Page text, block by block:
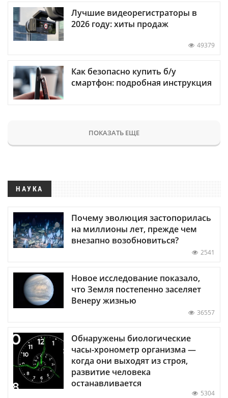
Лучшие видеорегистраторы в
2026 году: хиты продаж
49379
Как безопасно купить б/у
смартфон: подробная инструкция
ПОКАЗАТЬ ЕЩЕ
НАУКА
Почему эволюция застопорилась
на миллионы лет, прежде чем
внезапно возобновиться?
2541
Новое исследование показало,
что Земля постепенно заселяет
Венеру жизнью
36557
Обнаружены биологические
часы-хронометр организма —
когда они выходят из строя,
развитие человека
останавливается
5304